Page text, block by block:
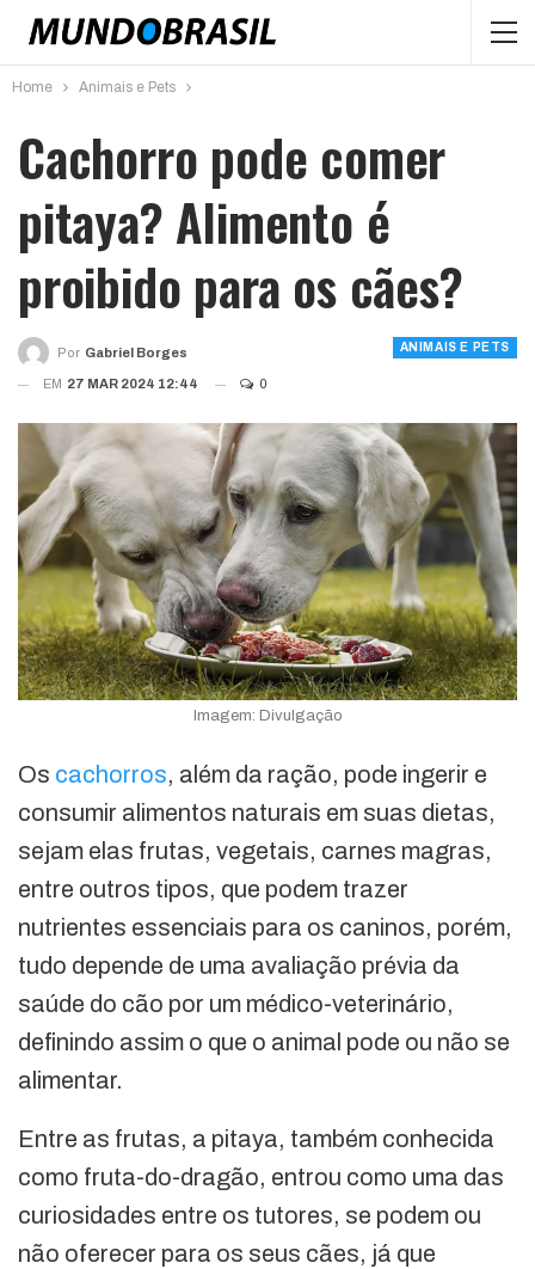
Home Animais e Pets
Cachorro pode comer
pitaya? Alimento é
proibido para os cães?
ANIMAIS E PETS
Por Gabriel Borges
EM 27 MAR 2024 12:44 0
Imagem: Divulgação
Os cachorros, além da ração, pode ingerir e
consumir alimentos naturais em suas dietas,
sejam elas frutas, vegetais, carnes magras,
entre outros tipos, que podem trazer
nutrientes essenciais para os caninos, porém,
tudo depende de uma avaliação prévia da
saúde do cão por um médico-veterinário,
definindo assim o que o animal pode ou não se
alimentar.
Entre as frutas, a pitaya, também conhecida
como fruta-do-dragão, entrou como uma das
curiosidades entre os tutores, se podem ou
não oferecer para os seus cães, já que